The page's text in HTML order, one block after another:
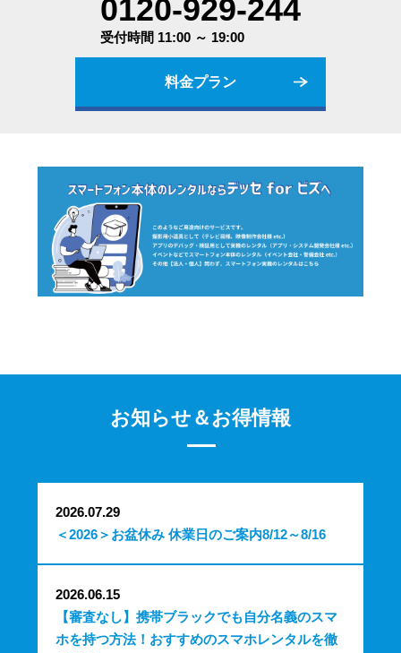
0120-929-244
受付時間 11:00 ～ 19:00
料金プラン
お知らせ＆お得情報
2026.07.29
＜2026＞お盆休み 休業日のご案内8/12～8/16
2026.06.15
【審査なし】携帯ブラックでも自分名義のスマ
ホを持つ方法！おすすめのスマホレンタルを徹